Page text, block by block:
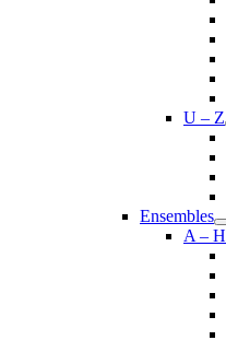
U – Z
Ensembles
A – H